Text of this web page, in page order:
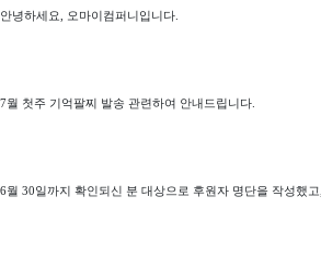
안녕하세요, 오마이컴퍼니입니다.
7월 첫주 기억팔찌 발송 관련하여 안내드립니다.
6월 30일까지 확인되신 분 대상으로 후원자 명단을 작성했고,